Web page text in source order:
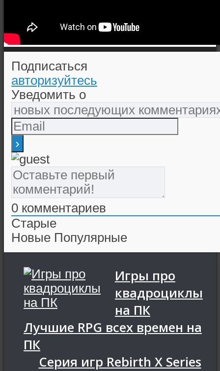
Подписаться
авторизуйтесь
Уведомить о
0 комментариев
Старые
Новые Популярные
Игры про
квадроциклы
на ПК
Лучшие RPG всех времен на
ПК
Серия игр Rebirth X Series